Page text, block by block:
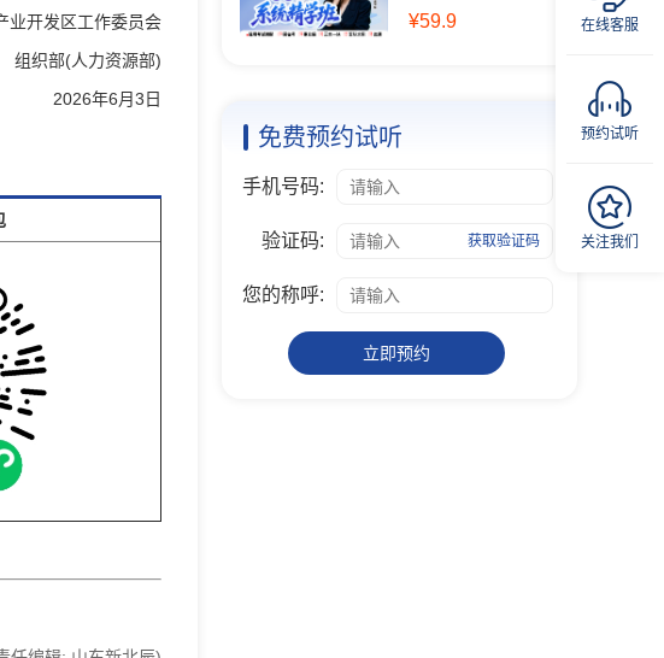
》
证码?
业开发区工作委员会
组织部(人力资源部)
2026年6月3日
¥59.9
免费预约试听
手机号码:
验证码: 获取验证码
您的称呼:
立即预约
在线客服
预约试听
关注我们